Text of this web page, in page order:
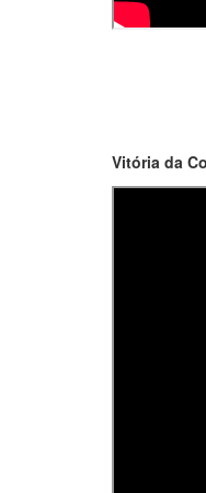
Vitória da